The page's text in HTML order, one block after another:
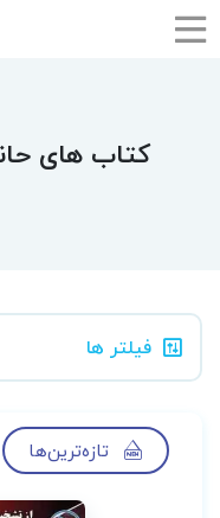
کتاب های
فیلتر ها
تازه‌ترین‌ها